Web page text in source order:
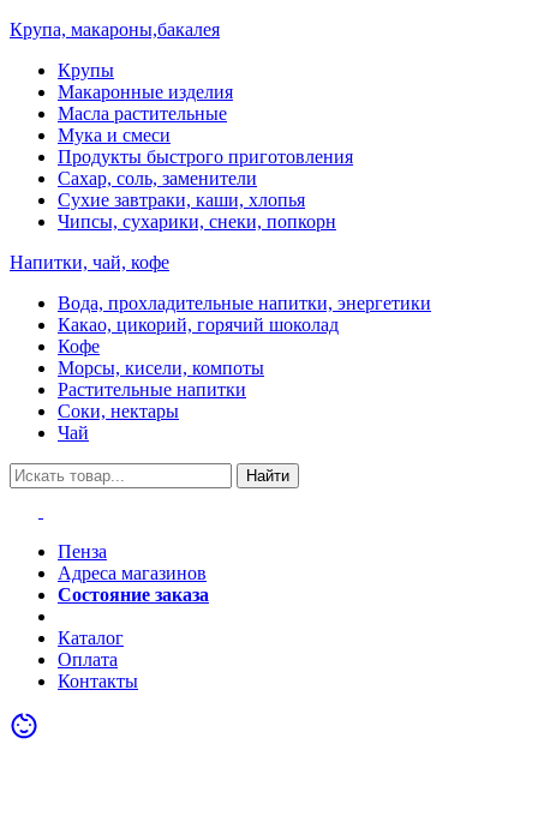
Крупа, макароны,бакалея
Крупы
Макаронные изделия
Масла растительные
Мука и смеси
Продукты быстрого приготовления
Сахар, соль, заменители
Сухие завтраки, каши, хлопья
Чипсы, сухарики, снеки, попкорн
Напитки, чай, кофе
Вода, прохладительные напитки, энергетики
Какао, цикорий, горячий шоколад
Кофе
Морсы, кисели, компоты
Растительные напитки
Соки, нектары
Чай
Найти
Пенза
Адреса магазинов
Состояние заказа
Каталог
Оплата
Контакты